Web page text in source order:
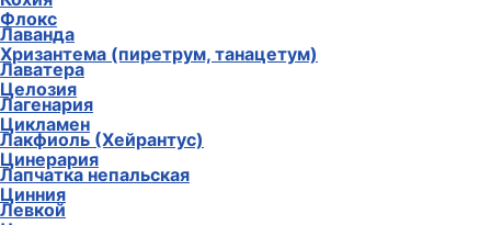
Флокс
Хризантема (пиретрум, танацетум)
Целозия
Цикламен
Цинерария
Цинния
Лаванда
Лаватера
Лагенария
Лакфиоль (Хейрантус)
Лапчатка непальская
Левкой